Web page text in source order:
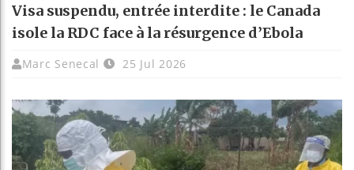
Visa suspendu, entrée interdite : le Canada
isole la RDC face à la résurgence d’Ebola
Marc Senecal 25 Jul 2026